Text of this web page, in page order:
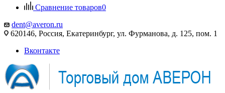
Сравнение товаров0
dent@averon.ru
620146, Россия, Екатеринбург, ул. Фурманова, д. 125, пом. 1
Вконтакте